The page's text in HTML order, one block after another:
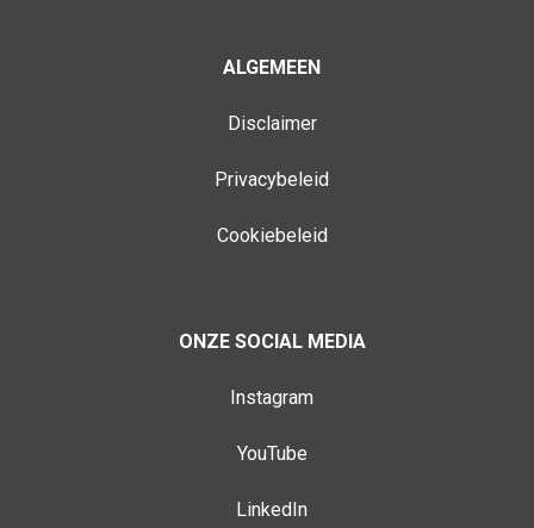
ALGEMEEN
Disclaimer
Privacybeleid
Cookiebeleid
ONZE SOCIAL MEDIA
Instagram
YouTube
LinkedIn